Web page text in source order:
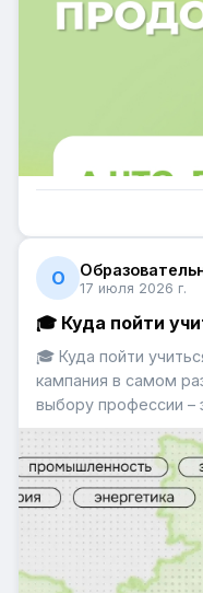
О 17 июля 2026 г.
🎓 Куда пойти
🎓 Куда пойти учиться на
кампания в самом
выбору профессии –
будущего ребят. Сегодня многим родителям и
детям важно
заведение именно в
школьного обучения